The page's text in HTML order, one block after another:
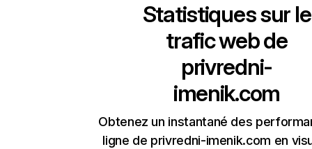
Statistiques sur le
trafic web de
privredni-
imenik.com
Obtenez un instantané des
ligne de privredni-imenik.com en